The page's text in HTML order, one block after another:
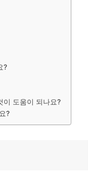
?
이 도움이 되나요?
?